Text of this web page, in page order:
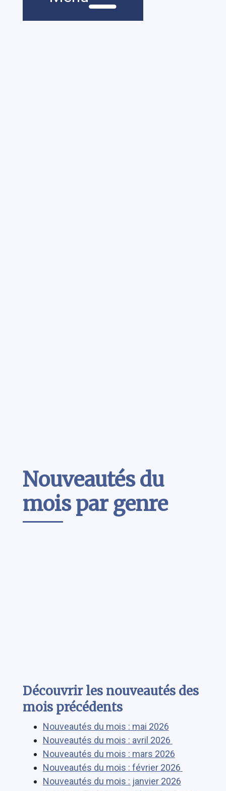
Nouveautés du
mois par genre
Découvrir les nouveautés des
mois précédents
Nouveautés du mois : mai 2026
Nouveautés du mois : avril 2026
Nouveautés du mois : mars 2026
Nouveautés du mois : février 2026
Nouveautés du mois : janvier 2026